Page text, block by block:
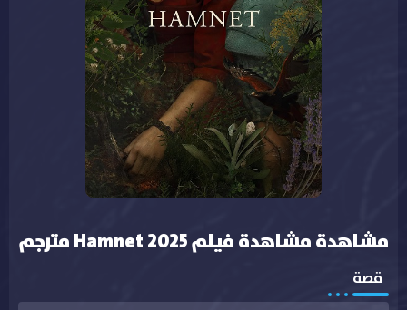
مشاهدة مشاهدة فيلم Hamnet 2025 مترجم
قصة